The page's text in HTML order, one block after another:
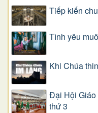
Tiếp kiến
Tình yêu
Khi Chúa
Đại Hội Giáo
thứ 3